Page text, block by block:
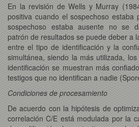
En la revisión de Wells y Murray
positiva cuando el sospechoso estaba
sospechoso estaba ausente no se
patrón de resultados se puede deber a
entre el tipo de identificación y la
simultánea, siendo la más utilizada,
identificación se muestran más
testigos que no identifican a nadie
Condiciones de procesamiento
De acuerdo con la hipótesis de
correlación C/E está modulada por la